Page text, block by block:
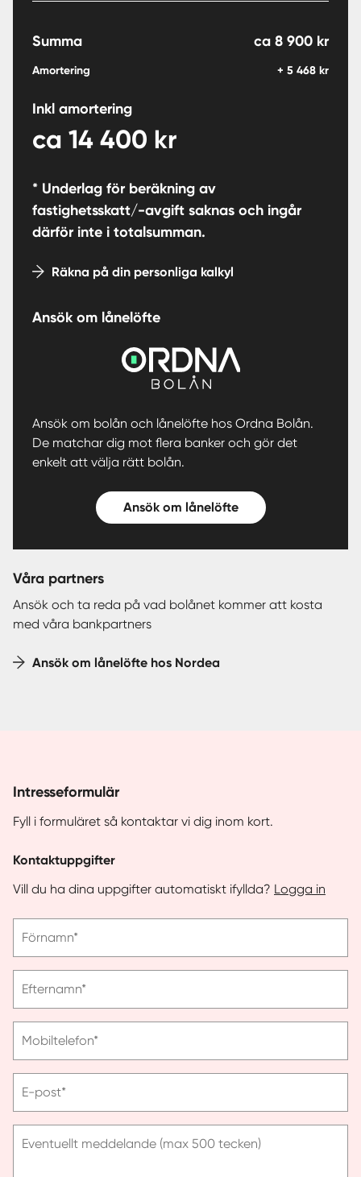
Summa ca 8 900 kr
Amortering + 5 468 kr
Inkl amortering
ca 14 400 kr
* Underlag för beräkning av
fastighetsskatt/-avgift saknas och ingår
därför inte i totalsumman.
Räkna på din personliga kalkyl
Ansök om lånelöfte
Ansök om bolån och lånelöfte hos Ordna Bolån.
De matchar dig mot flera banker och gör det
enkelt att välja rätt bolån.
Ansök om lånelöfte
Våra partners
Ansök och ta reda på vad bolånet kommer att kosta
med våra bankpartners
Ansök om lånelöfte hos Nordea
Intresseformulär
Fyll i formuläret så kontaktar vi dig inom kort.
Kontaktuppgifter
Vill du ha dina uppgifter automatiskt ifyllda? Logga in
ange
Förnamn*
ange
Efternamn*
ange
Mobiltelefon*
ange
post
E-post*
Eventuellt meddelande (max 500 tecken)